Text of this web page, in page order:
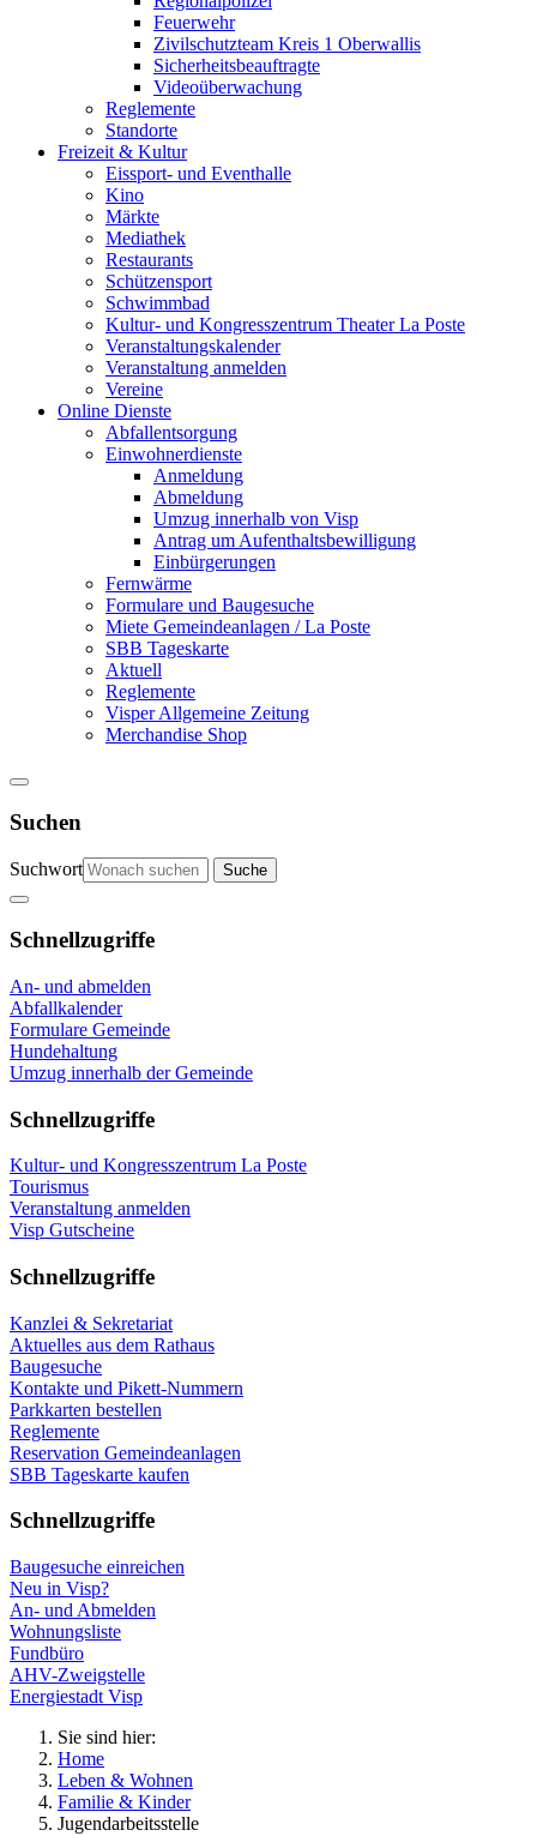
Feuerwehr
Zivilschutzteam Kreis 1 Oberwallis
Sicherheitsbeauftragte
Videoüberwachung
Reglemente
Standorte
Freizeit & Kultur
Eissport- und Eventhalle
Kino
Märkte
Mediathek
Restaurants
Schützensport
Schwimmbad
Kultur- und Kongresszentrum Theater La Poste
Veranstaltungskalender
Veranstaltung anmelden
Vereine
Online Dienste
Abfallentsorgung
Einwohnerdienste
Anmeldung
Abmeldung
Umzug innerhalb von Visp
Antrag um Aufenthaltsbewilligung
Einbürgerungen
Fernwärme
Formulare und Baugesuche
Miete Gemeindeanlagen / La Poste
SBB Tageskarte
Aktuell
Reglemente
Visper Allgemeine Zeitung
Merchandise Shop
Suchen
Suchwort
Schnellzugriffe
An- und abmelden
Abfallkalender
Formulare Gemeinde
Hundehaltung
Umzug innerhalb der Gemeinde
Schnellzugriffe
Kultur- und Kongresszentrum La Poste
Tourismus
Veranstaltung anmelden
Visp Gutscheine
Schnellzugriffe
Kanzlei & Sekretariat
Aktuelles aus dem Rathaus
Baugesuche
Kontakte und Pikett-Nummern
Parkkarten bestellen
Reglemente
Reservation Gemeindeanlagen
SBB Tageskarte kaufen
Schnellzugriffe
Baugesuche einreichen
Neu in Visp?
An- und Abmelden
Wohnungsliste
Fundbüro
AHV-Zweigstelle
Energiestadt Visp
Sie sind hier:
Home
Leben & Wohnen
Familie & Kinder
Jugendarbeitsstelle